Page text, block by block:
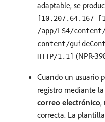
adaptable, se
[10.207.64.167
/app/LS4/
content/
HTTP/1.1] (NPR-
Cuando un usuario
registro mediante
correo electrónico,
correcta. La